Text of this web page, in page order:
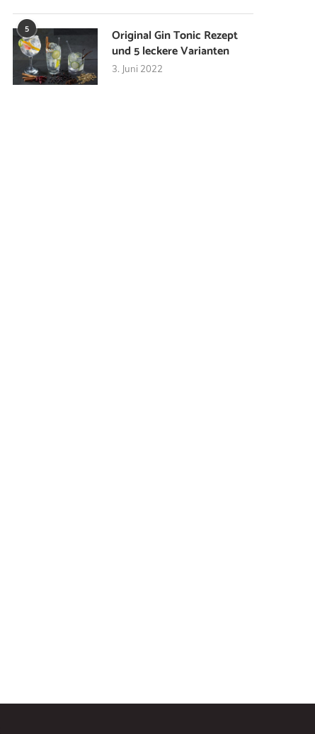
5
Original Gin Tonic Rezept
und 5 leckere Varianten
3. Juni 2022